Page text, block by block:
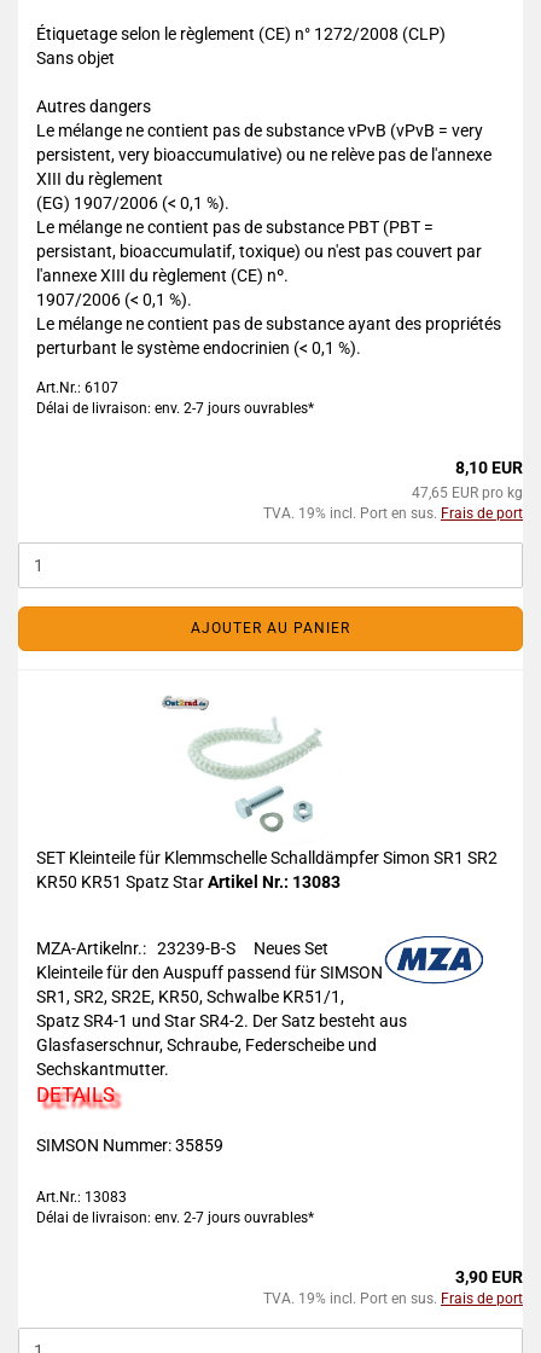
Étiquetage selon le règlement (CE) n° 1272/2008 (CLP)
Sans objet
Autres dangers
Le mélange ne contient pas de substance vPvB (vPvB = very
persistent, very bioaccumulative) ou ne relève pas de l'annexe
XIII du règlement
(EG) 1907/2006 (< 0,1 %).
Le mélange ne contient pas de substance PBT (PBT =
persistant, bioaccumulatif, toxique) ou n'est pas couvert par
l'annexe XIII du règlement (CE) nº.
1907/2006 (< 0,1 %).
Le mélange ne contient pas de substance ayant des propriétés
perturbant le système endocrinien (< 0,1 %).
Art.Nr.: 6107
Délai de livraison: env. 2-7 jours ouvrables*
8,10 EUR
47,65 EUR pro kg
TVA. 19% incl. Port en sus. Frais de port
AJOUTER AU PANIER
SET Kleinteile für Klemmschelle Schalldämpfer Simon SR1 SR2
KR50 KR51 Spatz StarArtikel Nr.: 13083
MZA-Artikelnr.: 23239-B-S
Neues Set
Kleinteile für den Auspuff passend für SIMSON
SR1, SR2, SR2E, KR50, Schwalbe KR51/1,
Spatz SR4-1 und Star SR4-2. Der Satz besteht aus
Glasfaserschnur, Schraube, Federscheibe und
Sechskantmutter.
DETAILS
SIMSON Nummer:35859
Art.Nr.: 13083
Délai de livraison: env. 2-7 jours ouvrables*
3,90 EUR
TVA. 19% incl. Port en sus. Frais de port